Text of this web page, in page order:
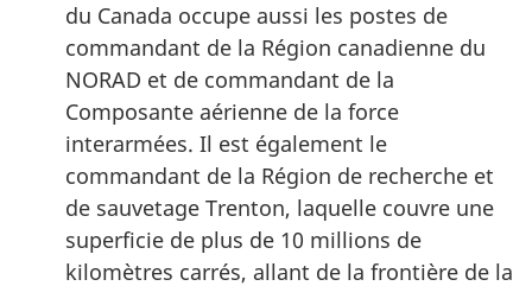
du Canada occupe aussi les postes de
commandant de la Région canadienne du
NORAD et de commandant de la
Composante aérienne de la force
interarmées. Il est également le
commandant de la Région de recherche et
de sauvetage Trenton, laquelle couvre une
superficie de plus de 10 millions de
kilomètres carrés, allant de la frontière de la